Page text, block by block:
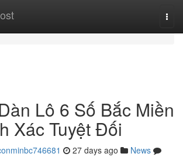
Lô 6 Số Bắc Miền
Xác Tuyệt Đối
27 days ago
News